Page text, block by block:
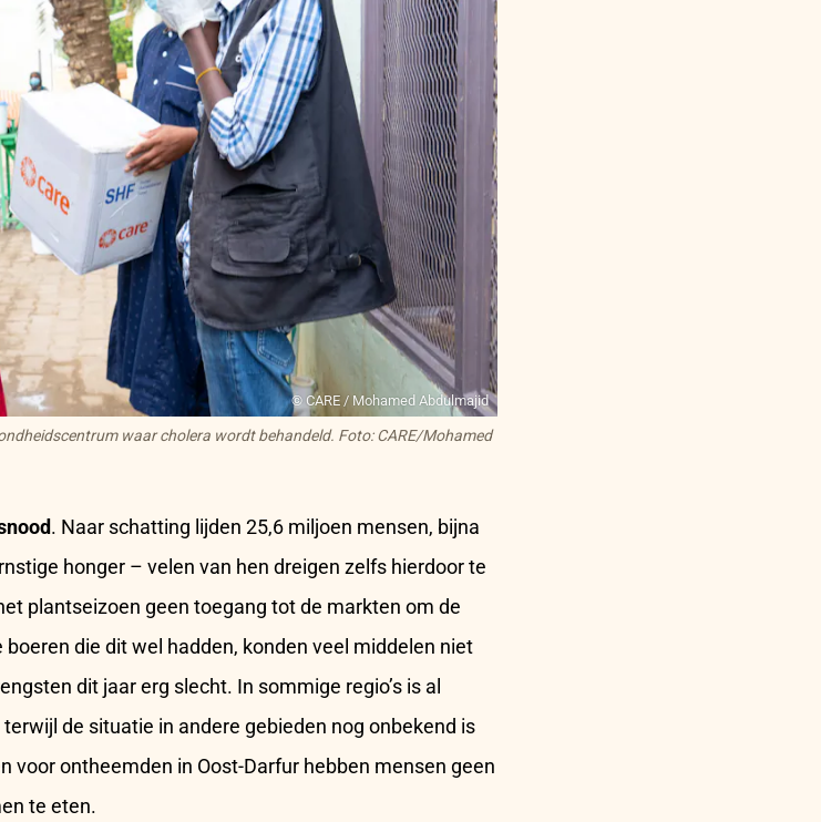
© CARE / Mohamed Abdulmajid
waar cholera wordt behandeld. Foto: CARE/Mohamed
. Naar schatting lijden 25,6 miljoen mensen, bijna
honger – velen van hen dreigen zelfs hierdoor te
plantseizoen geen toegang tot de markten om de
die dit wel hadden, konden veel middelen niet
dit jaar erg slecht. In sommige regio’s is al
de situatie in andere gebieden nog onbekend is
voor ontheemden in Oost-Darfur hebben mensen geen
te eten.